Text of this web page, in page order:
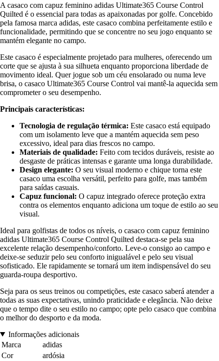
A casaco com capuz feminino adidas Ultimate365 Course Control
Quilted é o essencial para todas as apaixonadas por golfe. Concebido
pela famosa marca adidas, este casaco combina perfeitamente estilo e
funcionalidade, permitindo que se concentre no seu jogo enquanto se
mantém elegante no campo.
Este casaco é especialmente projetado para mulheres, oferecendo um
corte que se ajusta à sua silhueta enquanto proporciona liberdade de
movimento ideal. Quer jogue sob um céu ensolarado ou numa leve
brisa, o casaco Ultimate365 Course Control vai mantê-la aquecida sem
comprometer o seu desempenho.
Principais características:
Tecnologia de regulação térmica: Este casaco está equipado
com um isolamento leve que a mantém aquecida sem peso
excessivo, ideal para dias frescos no campo.
Materiais de qualidade: Feito com tecidos duráveis, resiste ao
desgaste de práticas intensas e garante uma longa durabilidade.
Design elegante: O seu visual moderno e chique torna este
casaco uma escolha versátil, perfeito para golfe, mas também
para saídas casuais.
Capuz funcional: O capuz integrado oferece proteção extra
contra os elementos enquanto adiciona um toque de estilo ao seu
visual.
Ideal para golfistas de todos os níveis, o casaco com capuz feminino
adidas Ultimate365 Course Control Quilted destaca-se pela sua
excelente relação desempenho/conforto. Leve-o consigo ao campo e
deixe-se seduzir pelo seu conforto inigualável e pelo seu visual
sofisticado. Ele rapidamente se tornará um item indispensável do seu
guarda-roupa desportivo.
Seja para os seus treinos ou competições, este casaco saberá atender a
todas as suas expectativas, unindo praticidade e elegância. Não deixe
que o tempo dite o seu estilo no campo; opte pelo casaco que combina
o melhor do desporto e da moda.
Informações adicionais
Marca
adidas
Cor
ardósia